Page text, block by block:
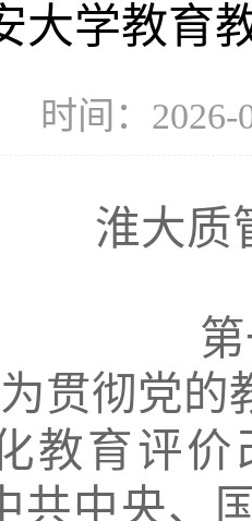
大学教育
时间：
淮大质
为贯彻党的
教育评
共中央、